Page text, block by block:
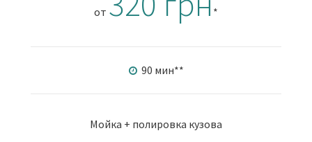
от *
90 мин**
Мойка + полировка кузова